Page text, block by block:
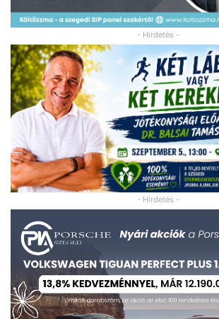
- Hirdetés -
- Hirdetés -